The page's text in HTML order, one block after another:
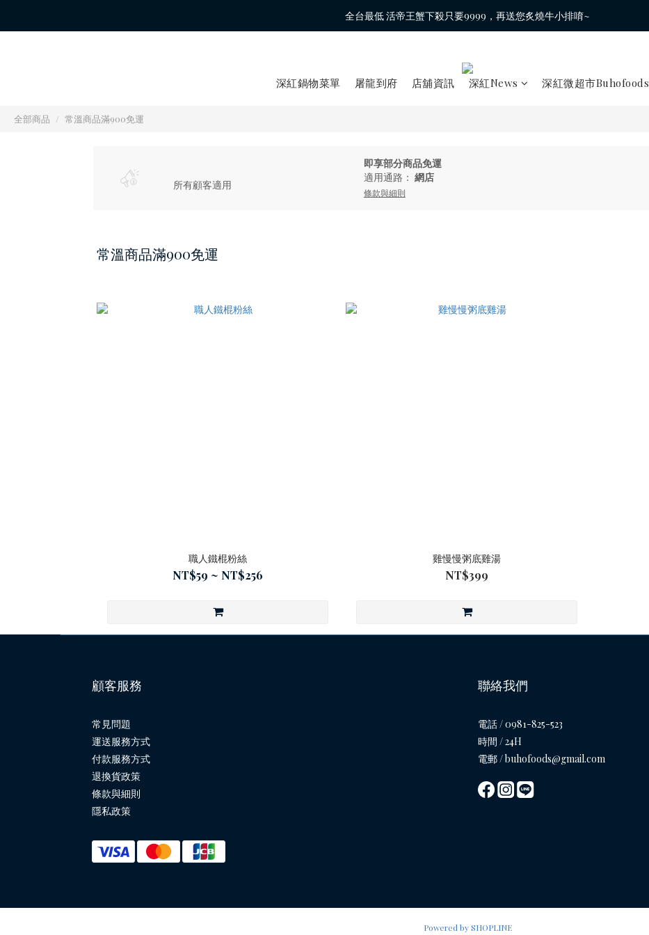
全台最低 活帝王蟹下殺只要9999，再送您炙燒牛小排唷~
深紅鍋物菜單 屠龍到府 店舖資訊 深紅News 深紅微超市Buhofoods
全部商品 常溫商品滿900免運
所有顧客適用
即享部分商品免運
適用通路： 網店
條款與細則
常溫商品滿900免運
職人鐵棍粉絲
NT$59 ~ NT$256
雞慢慢粥底雞湯
NT$399
顧客服務
常見問題
運送服務方式
付款服務方式
退換貨政策
條款與細則
隱私政策
聯絡我們
電話 / 0981-825-523
時間 / 24H
電郵 / buhofoods@gmail.com
Powered by SHOPLINE